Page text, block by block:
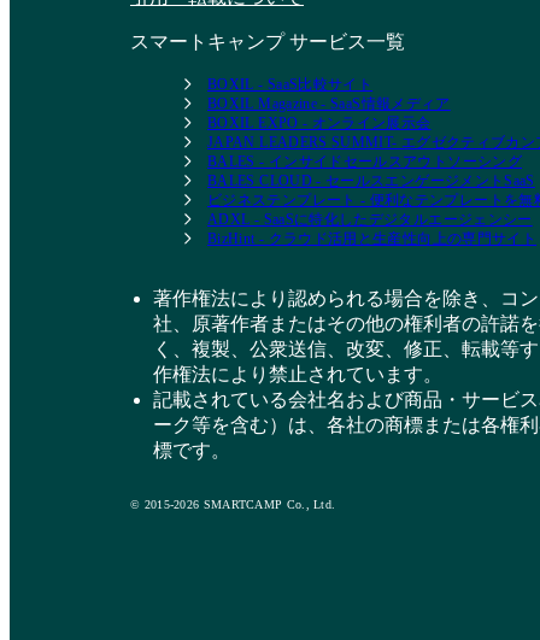
スマートキャンプ サービス一覧
BOXIL - SaaS比較サイト
BOXIL Magazine - SaaS情報メディア
BOXIL EXPO - オンライン展示会
JAPAN LEADERS SUMMIT- エグゼクティブカン
BALES - インサイドセールスアウトソーシング
BALES CLOUD - セールスエンゲージメントSaaS
ビジネステンプレート - 便利なテンプレートを無
ADXL - SaaSに特化したデジタルエージェンシー
BizHint - クラウド活用と生産性向上の専門サイト
著作権法により認められる場合を除き、コ
社、原著作者またはその他の権利者の許諾
く、複製、公衆送信、改変、修正、転載等
作権法により禁止されています。
記載されている会社名および商品・サービ
ーク等を含む）は、各社の商標または各権
標です。
© 2015-2026 SMARTCAMP Co., Ltd.